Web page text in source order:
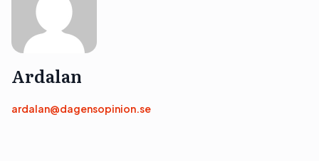
Ardalan
ardalan@dagensopinion.se